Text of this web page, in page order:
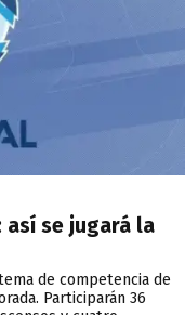
se jugará la
de competencia de
Participarán 36